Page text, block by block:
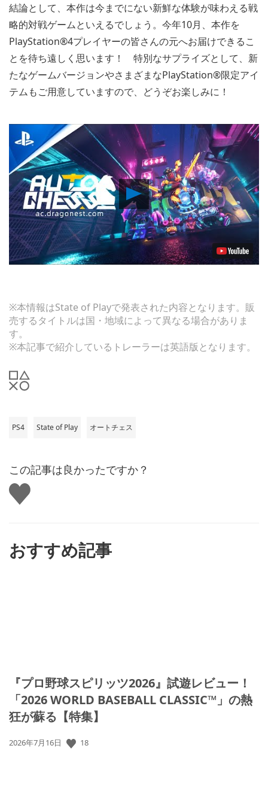
結論として、本作は今までにない新鮮な体験が味わえる戦
略的対戦ゲームといえるでしょう。今年10月、本作を
PlayStation®4プレイヤーの皆さんの元へお届けできるこ
とを待ち遠しく思います！ 特別なサプライズとして、新
たなゲームバージョンやさまざまなPlayStation®限定アイ
テムもご用意していますので、どうぞお楽しみに！
Play
Video
※本情報はState of Playで発表された内容となります。販
売するタイトルは国・地域によって異なる場合がありま
す。
※本記事で紹介しているトレーラーは英語版となります。
PS4 State of Play オートチェス
この記事は良かったですか？
い
い
おすすめ記事
『プロ野球スピリッツ2026』試遊レビュー！
「2026 WORLD BASEBALL CLASSIC™」の熱
狂が蘇る【特集】
公
2026年7月16日 18